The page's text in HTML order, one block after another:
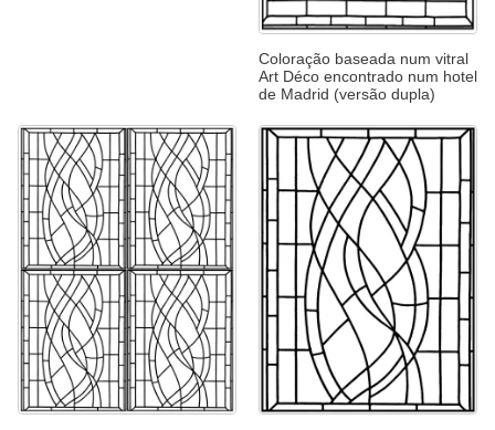
Coloração baseada num vitral
Art Déco encontrado num hotel
de Madrid (versão dupla)